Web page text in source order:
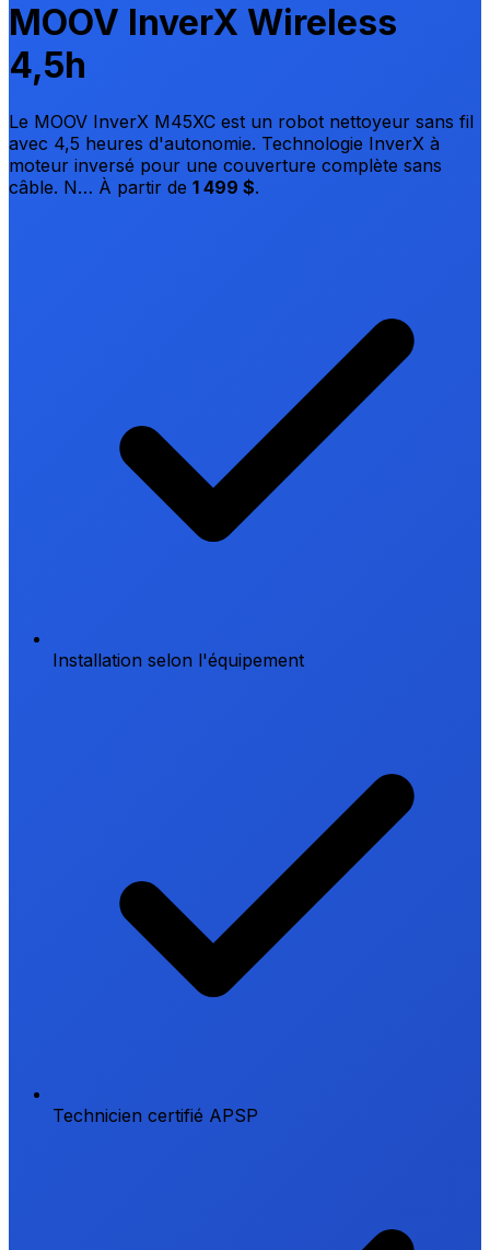
MOOV InverX Wireless
4,5h
Le MOOV InverX M45XC est un robot nettoyeur sans fil
avec 4,5 heures d'autonomie. Technologie InverX à
moteur inversé pour une couverture complète sans
câble. N… À partir de 1 499 $.
Installation selon l'équipement
Technicien certifié APSP